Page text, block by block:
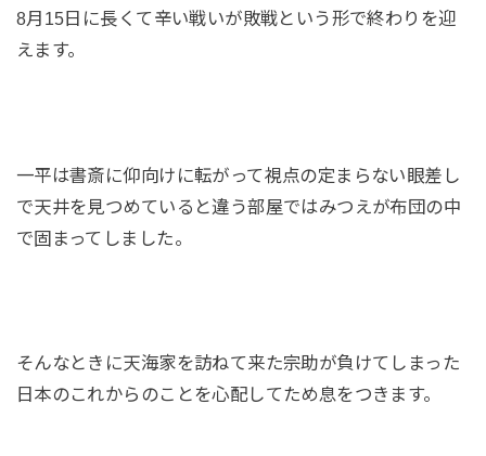
8月15日に長くて辛い戦いが敗戦という形で終わりを迎
えます。
一平は書斎に仰向けに転がって視点の定まらない眼差し
で天井を見つめていると違う部屋ではみつえが布団の中
で固まってしました。
そんなときに天海家を訪ねて来た宗助が負けてしまった
日本のこれからのことを心配してため息をつきます。